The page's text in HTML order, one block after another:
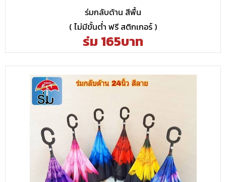
ร่มกลับด้าน สีพื้น
( ไม่มีขั้นต่ำ ฟรี สติกเกอร์ )
ร่ม 165บาท